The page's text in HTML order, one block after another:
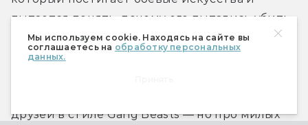
Мы используем cookie. Находясь на сайте вы
соглашаетесь на обработку персональных
данных.
пытается понять, почему его пытались убить
с помощью «замороженной жабы».
друзей в стиле Gang Beasts — но про милых